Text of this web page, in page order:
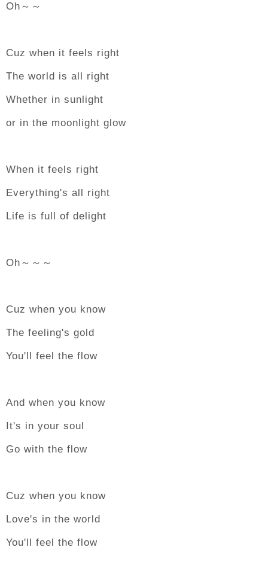
Oh～～
Cuz when it feels right
The world is all right
Whether in sunlight
or in the moonlight glow
When it feels right
Everything's all right
Life is full of delight
Oh～～～
Cuz when you know
The feeling's gold
You'll feel the flow
And when you know
It's in your soul
Go with the flow
Cuz when you know
Love's in the world
You'll feel the flow